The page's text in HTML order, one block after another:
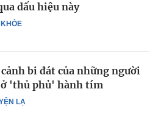
dấu hiệu này
LẠ
bi đát của những người
'thủ phủ' hành tím